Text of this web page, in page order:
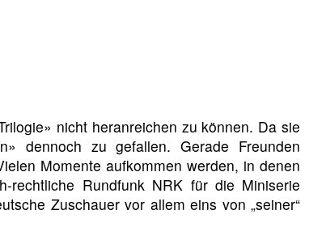
nicht heranreichen zu können. Da sie
dennoch zu gefallen. Gerade Freunden
Momente aufkommen werden, in denen
Rundfunk NRK für die Miniserie
Zuschauer vor allem eins von „seiner“